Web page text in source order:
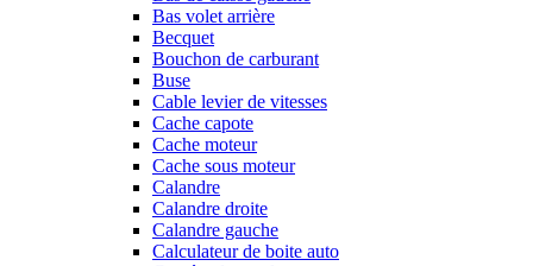
Bas volet arrière
Becquet
Bouchon de carburant
Buse
Cable levier de vitesses
Cache capote
Cache moteur
Cache sous moteur
Calandre
Calandre droite
Calandre gauche
Calculateur de boite auto